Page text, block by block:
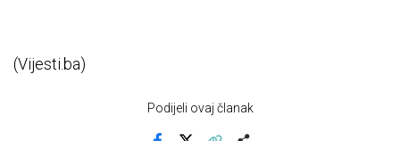
(Vijesti.ba)
Podijeli ovaj članak